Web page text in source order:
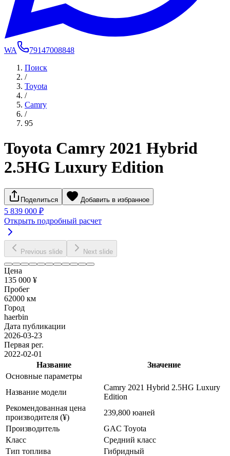
WA
79147008848
Поиск
/
Toyota
/
Camry
/
95
Toyota Camry 2021 Hybrid
2.5HG Luxury Edition
Поделиться Добавить в избранное
5 839 000 ₽
Открыть подробный расчет
Previous slide Next slide
Цена
135 000 ¥
Пробег
62000 км
Город
haerbin
Дата публикации
2026-03-23
Первая рег.
2022-02-01
Название
Значение
Основные параметры
Название модели
Camry 2021 Hybrid 2.5HG Luxury
Edition
Рекомендованная цена
производителя (¥)
239,800 юаней
Производитель
GAC Toyota
Класс
Средний класс
Тип топлива
Гибридный